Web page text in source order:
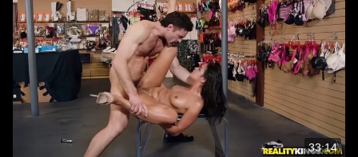
33:14